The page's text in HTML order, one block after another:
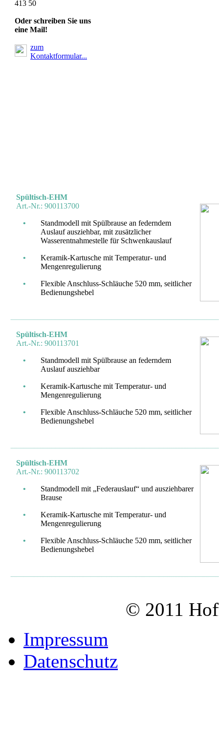
413 50
Oder schreiben Sie uns
eine Mail!
zum
Kontaktformular...
Spültisch-EHM
Art.-Nr.: 900113700
•
Standmodell mit Spülbrause an federndem
Auslauf ausziehbar, mit zusätzlicher
Wasserentnahmestelle für Schwenkauslauf
•
Keramik-Kartusche mit Temperatur- und
Mengenregulierung
•
Flexible Anschluss-Schläuche 520 mm, seitlicher
Bedienungshebel
Spültisch-EHM
Art.-Nr.: 900113701
•
Standmodell mit Spülbrause an federndem
Auslauf ausziehbar
•
Keramik-Kartusche mit Temperatur- und
Mengenregulierung
•
Flexible Anschluss-Schläuche 520 mm, seitlicher
Bedienungshebel
Spültisch-EHM
Art.-Nr.: 900113702
•
Standmodell mit „Federauslauf“ und ausziehbarer
Brause
•
Keramik-Kartusche mit Temperatur- und
Mengenregulierung
•
Flexible Anschluss-Schläuche 520 mm, seitlicher
Bedienungshebel
© 2011
Impressum
Datenschutz